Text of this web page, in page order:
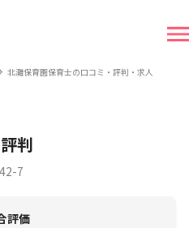
北灘保育園保育士の口コミ・評判・求人
判
7
評価